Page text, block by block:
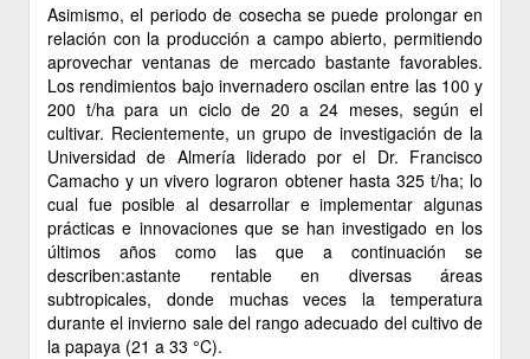
Asimismo, el periodo de cosecha se puede prolongar en
relación con la producción a campo abierto, permitiendo
aprovechar ventanas de mercado bastante favorables.
Los rendimientos bajo invernadero oscilan entre las 100 y
200 t/ha para un ciclo de 20 a 24 meses, según el
cultivar. Recientemente, un grupo de investigación de la
Universidad de Almería liderado por el Dr. Francisco
Camacho y un vivero lograron obtener hasta 325 t/ha; lo
cual fue posible al desarrollar e implementar algunas
prácticas e innovaciones que se han investigado en los
últimos años como las que a continuación se
describen:astante rentable en diversas áreas
subtropicales, donde muchas veces la temperatura
durante el invierno sale del rango adecuado del cultivo de
la papaya (21 a 33 °C).